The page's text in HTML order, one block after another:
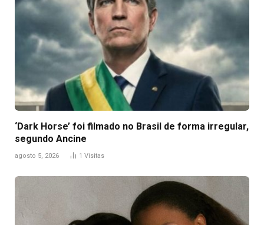
‘Dark Horse’ foi filmado no Brasil de forma irregular,
segundo Ancine
agosto 5, 2026 1 Visitas